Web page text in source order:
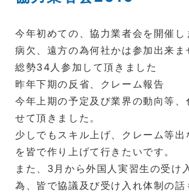
今年初めての、協力業者会を開催し
病欠、遠方の為何社かは参加出来ま
総勢34人参加して頂きました
昨年下期の反省、クレーム報告
今年上期の予定及び業界の動向等、
せて頂きました。
少しでもスキル上げ、クレーム等出
を皆で作り上げて行きたいです。
また、3月から外国人実習生の受け
為、皆で協議及び受け入れ体制の話